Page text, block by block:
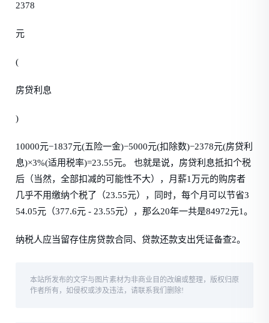
2378
元
(
房贷利息
)
10000元−1837元(五险一金)−5000元(扣除数)−2378元(房贷利
息)×3%(适用税率)=23.55元。 也就是说，房贷利息抵扣个税
后（当然，全部扣减的可能性不大），月薪1万元的购房者
几乎不用缴纳个税了（23.55元），同时，每个月可以节省3
54.05元（377.6元 - 23.55元），那么20年一共是84972元1。
纳税人应当留存住房贷款合同、贷款还款支出凭证备查2。
本站所发布的文字与图片素材为非商业目的改编或整理，版权归原
作者所有，如侵权或涉及违法，请联系我们删除!